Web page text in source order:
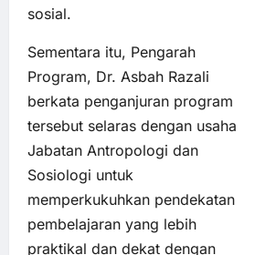
sosial.
Sementara itu, Pengarah
Program, Dr. Asbah Razali
berkata penganjuran program
tersebut selaras dengan usaha
Jabatan Antropologi dan
Sosiologi untuk
memperkukuhkan pendekatan
pembelajaran yang lebih
praktikal dan dekat dengan